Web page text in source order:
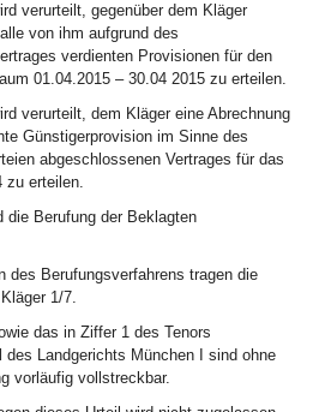
verurteilt, gegenüber dem Kläger
von ihm aufgrund des
verdienten Provisionen für den
01.04.2015 – 30.04 2015 zu erteilen.
verurteilt, dem Kläger eine Abrechnung
Günstigerprovision im Sinne des
abgeschlossenen Vertrages für das
zu erteilen.
die Berufung der Beklagten
des Berufungsverfahrens tragen die
1/7.
das in Ziffer 1 des Tenors
des Landgerichts München I sind ohne
vorläufig vollstreckbar.